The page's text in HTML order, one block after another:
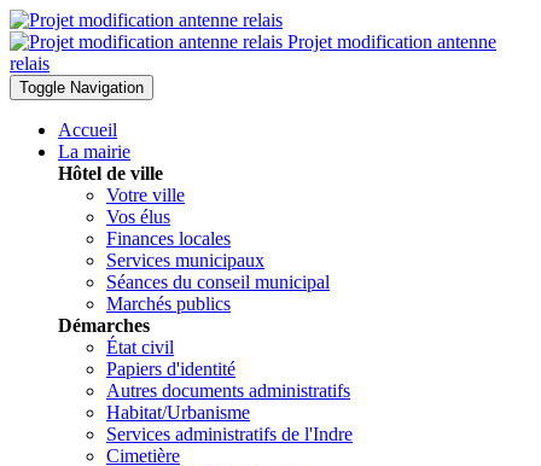
Projet modification antenne
relais
Toggle Navigation
Accueil
La mairie
Hôtel de ville
Votre ville
Vos élus
Finances locales
Services municipaux
Séances du conseil municipal
Marchés publics
Démarches
État civil
Papiers d'identité
Autres documents administratifs
Habitat/Urbanisme
Services administratifs de l'Indre
Cimetière